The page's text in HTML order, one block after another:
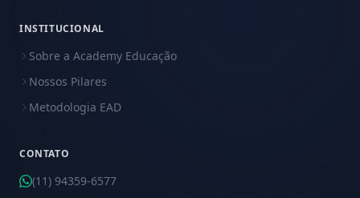
INSTITUCIONAL
Sobre a Academy Educação
Nossos Pilares
Metodologia EAD
CONTATO
(11) 94359-6577